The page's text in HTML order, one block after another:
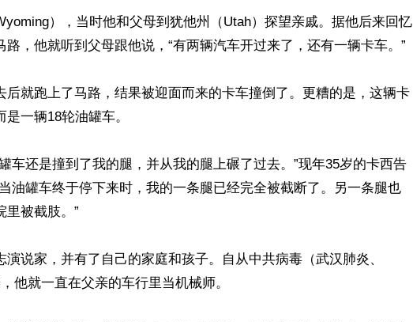
），当时他和父母到犹他州（Utah）探望亲戚。据他后来回忆
路，他就听到父母跟他说，“有两辆汽车开过来了，还有一辆卡车。”
后就跑上了马路，结果被迎面而来的卡车撞倒了。更糟的是，这辆卡
一辆18轮油罐车。
车还是撞到了我的腿，并从我的腿上碾了过去。”现年35岁的卡西告
油罐车终于停下来时，我的一条腿已经完全被截断了。另一条腿也
里被截肢。”
说家，并有了自己的家庭和孩子。自从中共病毒（武汉肺炎、
他就一直在父亲的车行里当机械师。